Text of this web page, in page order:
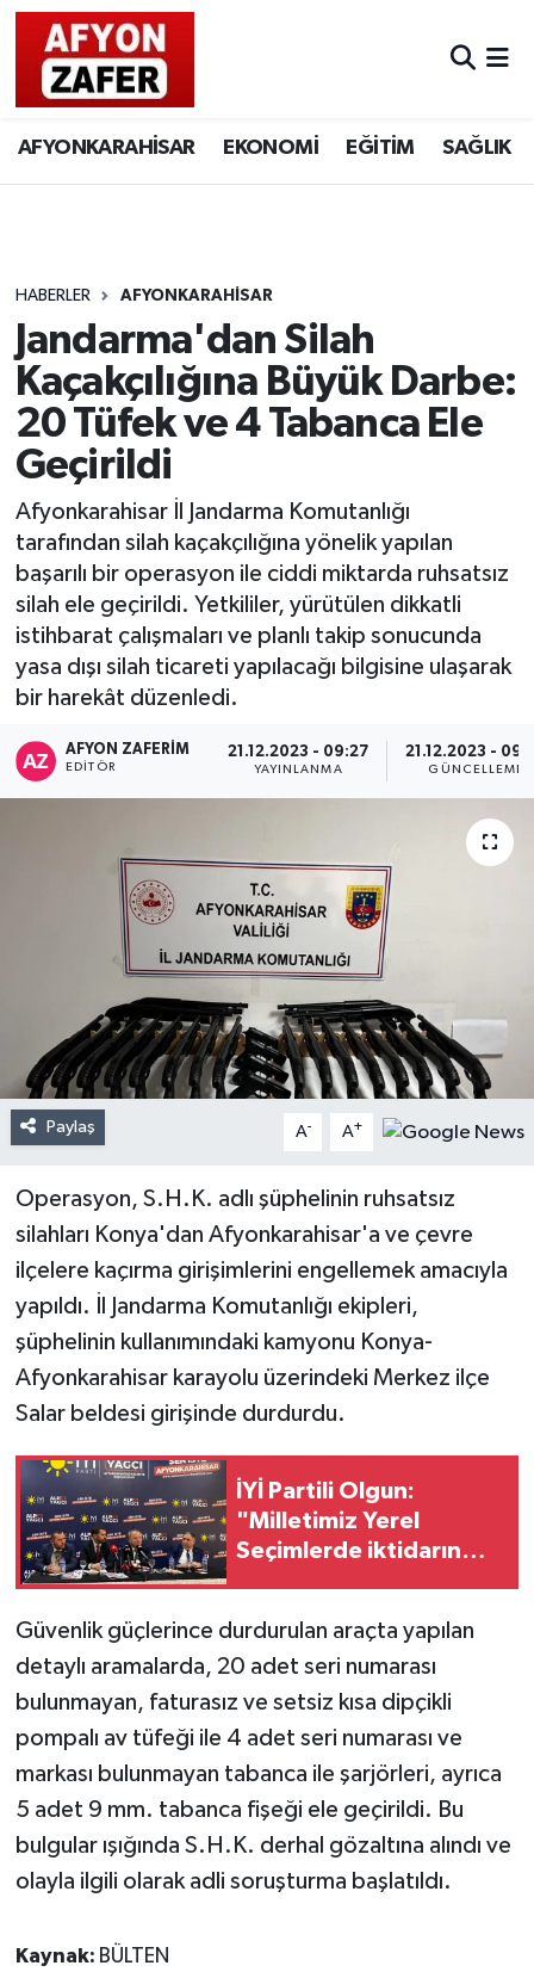
AFYONKARAHİSAR EKONOMİ EĞİTİM SAĞLIK
HABERLER AFYONKARAHİSAR
Jandarma'dan Silah
Kaçakçılığına Büyük Darbe:
20 Tüfek ve 4 Tabanca Ele
Geçirildi
Afyonkarahisar İl Jandarma Komutanlığı
tarafından silah kaçakçılığına yönelik yapılan
başarılı bir operasyon ile ciddi miktarda ruhsatsız
silah ele geçirildi. Yetkililer, yürütülen dikkatli
istihbarat çalışmaları ve planlı takip sonucunda
yasa dışı silah ticareti yapılacağı bilgisine ulaşarak
bir harekât düzenledi.
AFYON ZAFERİM
EDITÖR
21.12.2023 - 09:27
YAYINLANMA
21.12.2023 -
GÜNCELLEME
Paylaş A- A+
Operasyon, S.H.K. adlı şüphelinin ruhsatsız
silahları Konya'dan Afyonkarahisar'a ve çevre
ilçelere kaçırma girişimlerini engellemek amacıyla
yapıldı. İl Jandarma Komutanlığı ekipleri,
şüphelinin kullanımındaki kamyonu Konya-
Afyonkarahisar karayolu üzerindeki Merkez ilçe
Salar beldesi girişinde durdurdu.
İYİ Partili Olgun:
"Milletimiz Yerel
Seçimlerde iktidarın
Güvenlik güçlerince durdurulan araçta yapılan
detaylı aramalarda, 20 adet seri numarası
bulunmayan, faturasız ve setsiz kısa dipçikli
pompalı av tüfeği ile 4 adet seri numarası ve
markası bulunmayan tabanca ile şarjörleri, ayrıca
5 adet 9 mm. tabanca fişeği ele geçirildi. Bu
bulgular ışığında S.H.K. derhal gözaltına alındı ve
olayla ilgili olarak adli soruşturma başlatıldı.
Kaynak: BÜLTEN